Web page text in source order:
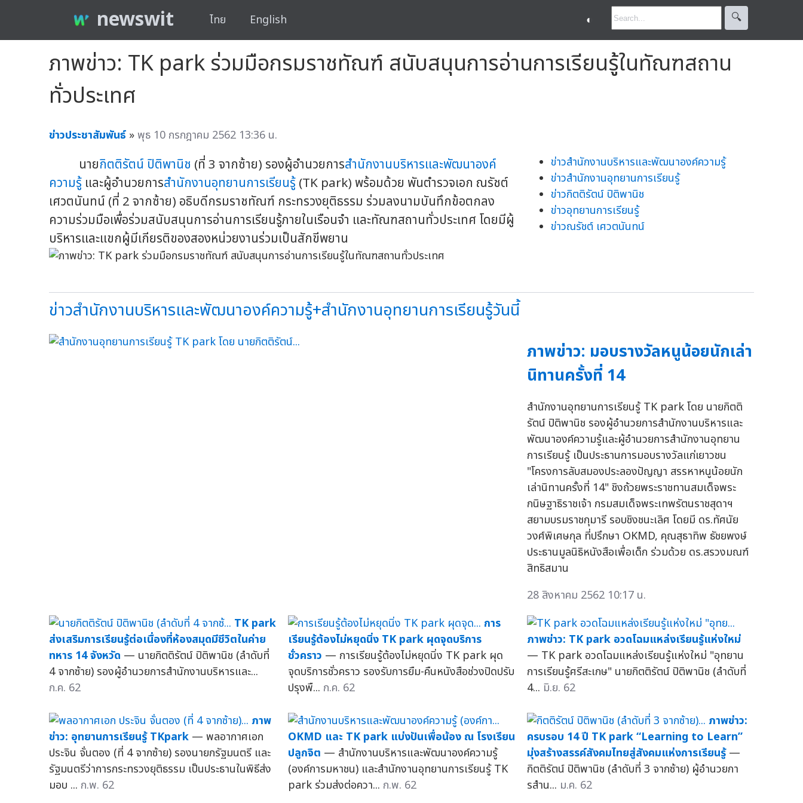
newswit ไทย English ◐ 🔍︎
ภาพข่าว: TK park ร่วมมือกรมราชทัณฑ์ สนับสนุนการอ่านการเรียนรู้ในทัณฑสถาน
ทั่วประเทศ
ข่าวประชาสัมพันธ์ »พุธ 10 กรกฎาคม 2562 13:36 น.
นายกิตติรัตน์ ปิติพานิช (ที่ 3 จากซ้าย) รองผู้อำนวยการสำนักงานบริหารและพัฒนาองค์
ความรู้ และผู้อำนวยการสำนักงานอุทยานการเรียนรู้(TK park) พร้อมด้วย พันตำรวจเอก ณรัชต์
เศวตนันทน์ (ที่ 2 จากซ้าย) อธิบดีกรมราชทัณฑ์ กระทรวงยุติธรรม ร่วมลงนามบันทึกข้อตกลง
ความร่วมมือเพื่อร่วมสนับสนุนการอ่านการเรียนรู้ภายในเรือนจำ และทัณฑสถานทั่วประเทศ โดยมีผู้
บริหารและแขกผู้มีเกียรติของสองหน่วยงานร่วมเป็นสักขีพยาน
ข่าวสำนักงานบริหารและพัฒนาองค์ความรู้
ข่าวสำนักงานอุทยานการเรียนรู้
ข่าวกิตติรัตน์ ปิติพานิช
ข่าวอุทยานการเรียนรู้
ข่าวณรัชต์ เศวตนันทน์
ข่าวสำนักงานบริหารและพัฒนาองค์ความรู้+สำนักงานอุทยานการเรียนรู้วันนี้
ภาพข่าว: มอบรางวัลหนูน้อยนักเล่า
นิทานครั้งที่ 14
สำนักงานอุทยานการเรียนรู้ TK park โดย นายกิตติ
รัตน์ ปิติพานิช รองผู้อำนวยการสำนักงานบริหารและ
พัฒนาองค์ความรู้และผู้อำนวยการสำนักงานอุทยาน
การเรียนรู้ เป็นประธานการมอบรางวัลแก่เยาวชน
"โครงการลับสมองประลองปัญญา สรรหาหนูน้อยนัก
เล่านิทานครั้งที่ 14" ชิงถ้วยพระราชทานสมเด็จพระ
กนิษฐาธิราชเจ้า กรมสมเด็จพระเทพรัตนราชสุดาฯ
สยามบรมราชกุมารี รอบชิงชนะเลิศ โดยมี ดร.ทัศนัย
วงศ์พิเศษกุล ที่ปรึกษา OKMD, คุณสุธาทิพ ธัชยพงษ์
ประธานมูลนิธิหนังสือเพื่อเด็ก ร่วมด้วย ดร.สรวงมณฑ์
สิทธิสมาน
28 สิงหาคม 2562 10:17 น.
TK park
ส่งเสริมการเรียนรู้ต่อเนื่องที่ห้องสมุดมีชีวิตในค่าย
ทหาร 14 จังหวัด — นายกิตติรัตน์ ปิติพานิช (ลำดับที่
4 จากซ้าย) รองผู้อำนวยการสำนักงานบริหารและ...
ก.ค. 62
การ
เรียนรู้ต้องไม่หยุดนิ่ง TK park ผุดจุดบริการ
ชั่วคราว — การเรียนรู้ต้องไม่หยุดนิ่ง TK park ผุด
จุดบริการชั่วคราว รองรับการยืม-คืนหนังสือช่วงปิดปรับ
ปรุงพื... ก.ค. 62
ภาพข่าว: TK park อวดโฉมแหล่งเรียนรู้แห่งใหม่
— TK park อวดโฉมแหล่งเรียนรู้แห่งใหม่ "อุทยาน
การเรียนรู้ศรีสะเกษ" นายกิตติรัตน์ ปิติพานิช (ลำดับที่
4... มิ.ย. 62
ภาพ
ข่าว: อุทยานการเรียนรู้ TKpark — พลอากาศเอก
ประจิน จั่นตอง (ที่ 4 จากซ้าย) รองนายกรัฐมนตรี และ
รัฐมนตรีว่าการกระทรวงยุติธรรม เป็นประธานในพิธีส่ง
มอบ ... ก.พ. 62
OKMD และ TK park แบ่งปันเพื่อน้อง ณ โรงเรียน
ปลูกจิต — สำนักงานบริหารและพัฒนาองค์ความรู้
(องค์การมหาชน) และสำนักงานอุทยานการเรียนรู้ TK
park ร่วมส่งต่อควา... ก.พ. 62
ภาพข่าว:
ครบรอบ 14 ปี TK park “Learning to Learn”
มุ่งสร้างสรรค์สังคมไทยสู่สังคมแห่งการเรียนรู้ —
กิตติรัตน์ ปิติพานิช (ลำดับที่ 3 จากซ้าย) ผู้อำนวยกา
รสำน... ม.ค. 62